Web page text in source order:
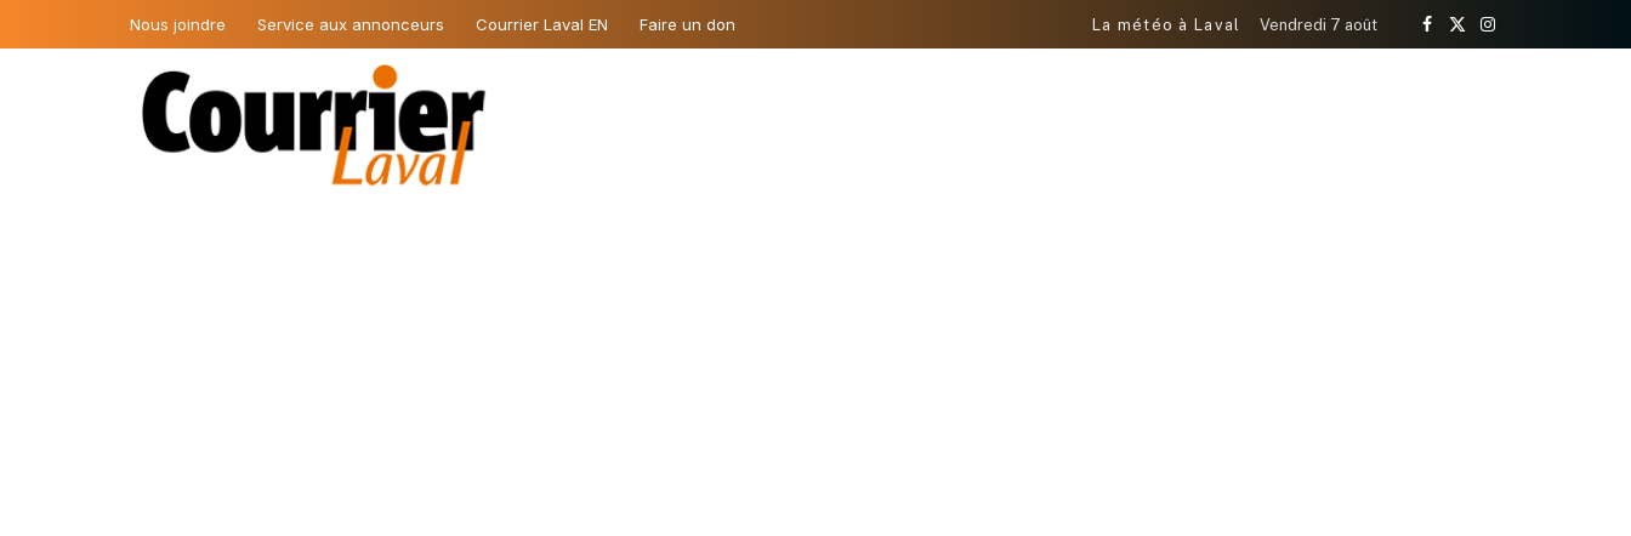
Nous joindre Service aux annonceurs Courrier Laval EN Faire un don La météo à Laval Vendredi 7 août
Facebook
X
Instagram